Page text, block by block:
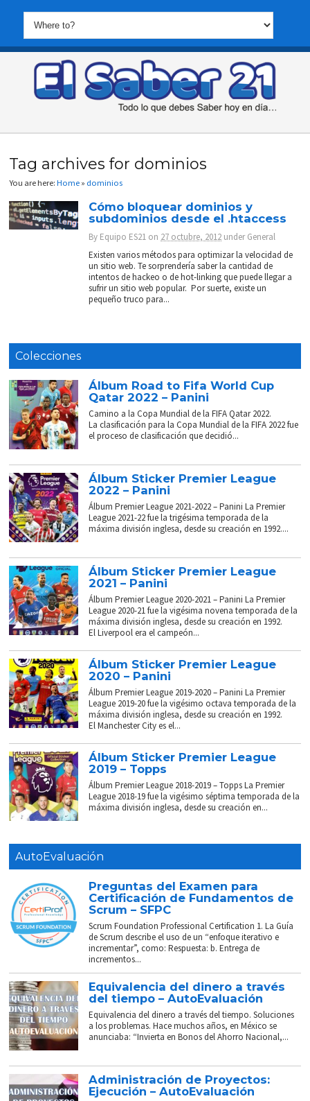
Tag archives for dominios
You are here:Home » dominios
Cómo bloquear dominios y
subdominios desde el .htaccess
By Equipo ES21 on 27 octubre, 2012 underGeneral
Existen varios métodos para optimizar la velocidad de
un sitio web. Te sorprendería saber la cantidad de
intentos de hackeo o de hot-linking que puede llegar a
sufrir un sitio web popular. Por suerte, existe un
pequeño truco para...
Colecciones
Álbum Road to Fifa World Cup
Qatar 2022 – Panini
Camino a la Copa Mundial de la FIFA Qatar 2022.
La clasificación para la Copa Mundial de la FIFA 2022 fue
el proceso de clasificación que decidió...
Álbum Sticker Premier League
2022 – Panini
Álbum Premier League 2021-2022 – Panini La Premier
League 2021-22 fue la trigésima temporada de la
máxima división inglesa, desde su creación en 1992....
Álbum Sticker Premier League
2021 – Panini
Álbum Premier League 2020-2021 – Panini La Premier
League 2020-21 fue la vigésima novena temporada de la
máxima división inglesa, desde su creación en 1992.
El Liverpool era el campeón...
Álbum Sticker Premier League
2020 – Panini
Álbum Premier League 2019-2020 – Panini La Premier
League 2019-20 fue la vigésimo octava temporada de la
máxima división inglesa, desde su creación en 1992.
El Manchester City es el...
Álbum Sticker Premier League
2019 – Topps
Álbum Premier League 2018-2019 – Topps La Premier
League 2018-19 fue la vigésimo séptima temporada de la
máxima división inglesa, desde su creación en...
AutoEvaluación
Preguntas del Examen para
Certificación de Fundamentos de
Scrum – SFPC
Scrum Foundation Professional Certification 1. La Guía
de Scrum describe el uso de un “enfoque iterativo e
incrementar”, como: Respuesta: b. Entrega de
incrementos...
Equivalencia del dinero a través
del tiempo – AutoEvaluación
Equivalencia del dinero a través del tiempo. Soluciones
a los problemas. Hace muchos años, en México se
anunciaba: “Invierta en Bonos del Ahorro Nacional,...
Administración de Proyectos:
Ejecución – AutoEvaluación